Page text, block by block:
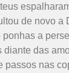
de novo a
ponhas a
diante das
passos nas